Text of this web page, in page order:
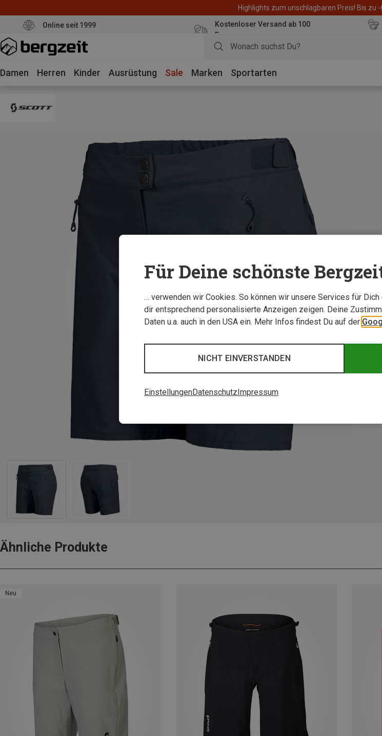
Highlights zum unschlagbaren Preis! Bis zu
Online seit 1999
Kostenloser Versand ab 100
Euro
Damen Herren Kinder Ausrüstung Sale Marken Sportarten
Ähnliche Produkte
Neu
Für Deine schönste
… verwenden wir Cookies. So können wir unsere Services für
dir entsprechend personalisierte Anzeigen zeigen. Deine
Daten u.a. auch in den USA ein. Mehr Infos findest Du auf der
NICHT EINVERSTANDEN
EinstellungenDatenschutz Impressum